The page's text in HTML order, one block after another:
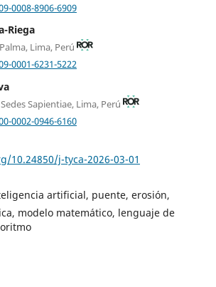
0008-8906-6909
Riega
Lima, Perú
0001-6231-5222
Sapientiae, Lima, Perú
0002-0946-6160
10.24850/j-tyca-2026-03-01
artificial, puente, erosión,
modelo matemático, lenguaje de